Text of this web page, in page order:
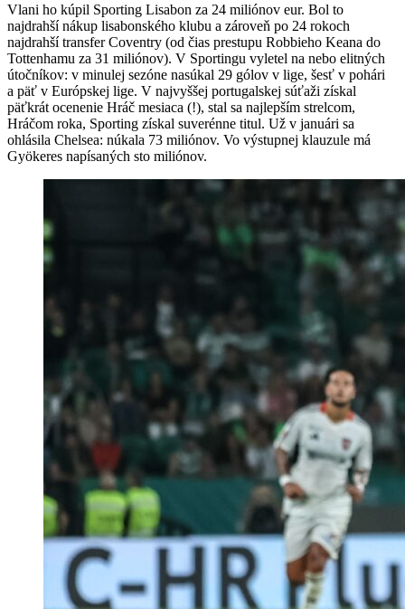
Vlani ho kúpil Sporting Lisabon za 24 miliónov eur. Bol to
najdrahší nákup lisabonského klubu a zároveň po 24 rokoch
najdrahší transfer Coventry (od čias prestupu Robbieho Keana do
Tottenhamu za 31 miliónov). V Sportingu vyletel na nebo elitných
útočníkov: v minulej sezóne nasúkal 29 gólov v lige, šesť v pohári
a päť v Európskej lige. V najvyššej portugalskej súťaži získal
päťkrát ocenenie Hráč mesiaca (!), stal sa najlepším strelcom,
Hráčom roka, Sporting získal suverénne titul. Už v januári sa
ohlásila Chelsea: núkala 73 miliónov. Vo výstupnej klauzule má
Gyökeres napísaných sto miliónov.